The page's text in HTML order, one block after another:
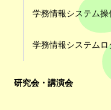
学務情報システム
学務情報システムロ
研究会・講演会